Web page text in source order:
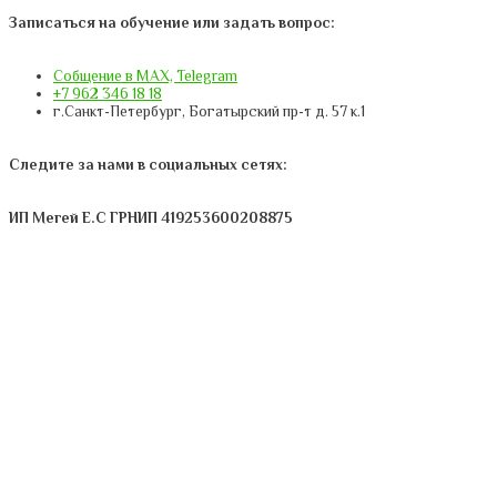
Записаться на обучение или задать вопрос:
Собщение в MAX, Telegram
+7 962 346 18 18
г.Санкт-Петербург, Богатырский пр-т д. 57 к.1
Следите за нами в социальных сетях:
ИП Мегей Е.С ГРНИП 419253600208875